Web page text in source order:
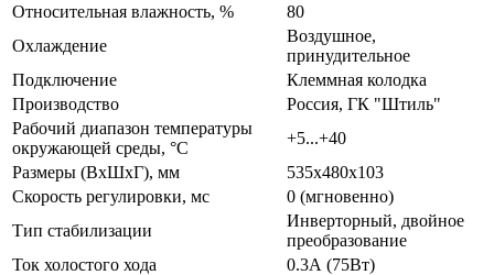
Относительная влажность, %
80
Охлаждение
Воздушное,
принудительное
Подключение
Клеммная колодка
Производство
Россия, ГК "Штиль"
Рабочий диапазон температуры
окружающей среды, °С
+5...+40
Размеры (ВхШхГ), мм
535x480x103
Скорость регулировки, мс
0 (мгновенно)
Тип стабилизации
Инверторный, двойное
преобразование
Ток холостого хода
0.3А (75Вт)